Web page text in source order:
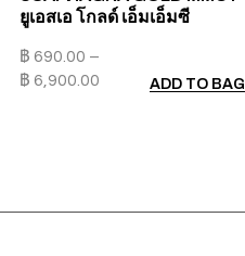
ยูเอสเอ โกลด์ เอ็มเอ็มซี
฿ 690.00 –
฿ 6,900.00 ADD TO BAG